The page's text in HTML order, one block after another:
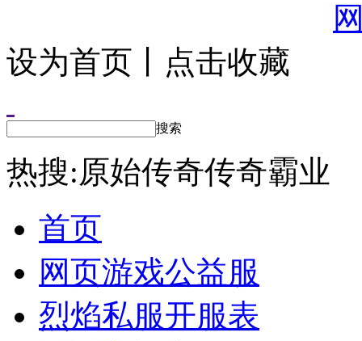
设为首页丨点击收藏
搜索
热搜:原始传奇传奇霸业
首页
网页游戏公益服
烈焰私服开服表